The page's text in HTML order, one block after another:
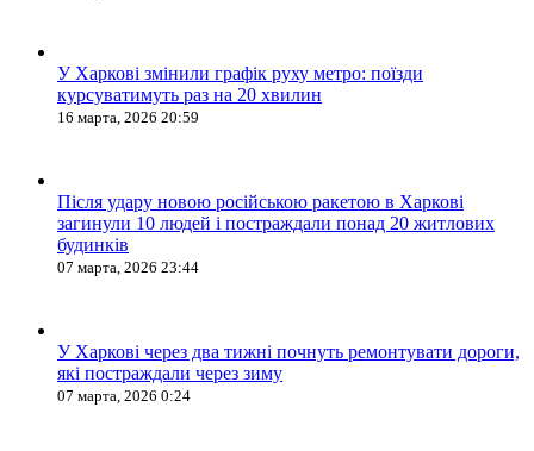
У Харкові змінили графік руху метро: поїзди
курсуватимуть раз на 20 хвилин
16 марта, 2026 20:59
Після удару новою російською ракетою в Харкові
загинули 10 людей і постраждали понад 20 житлових
будинків
07 марта, 2026 23:44
У Харкові через два тижні почнуть ремонтувати дороги,
які постраждали через зиму
07 марта, 2026 0:24